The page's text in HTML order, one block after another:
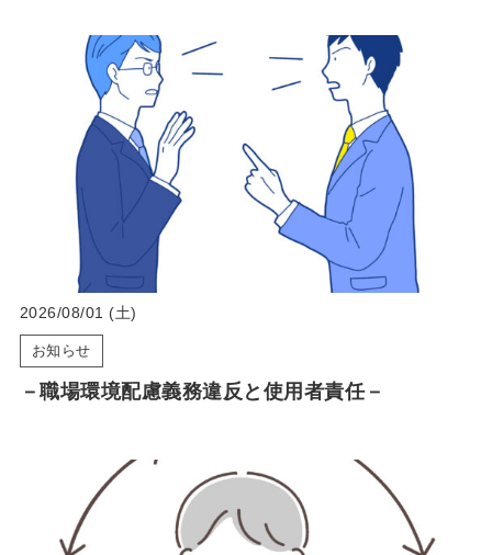
2026/08/01 (土)
お知らせ
－職場環境配慮義務違反と使用者責任－